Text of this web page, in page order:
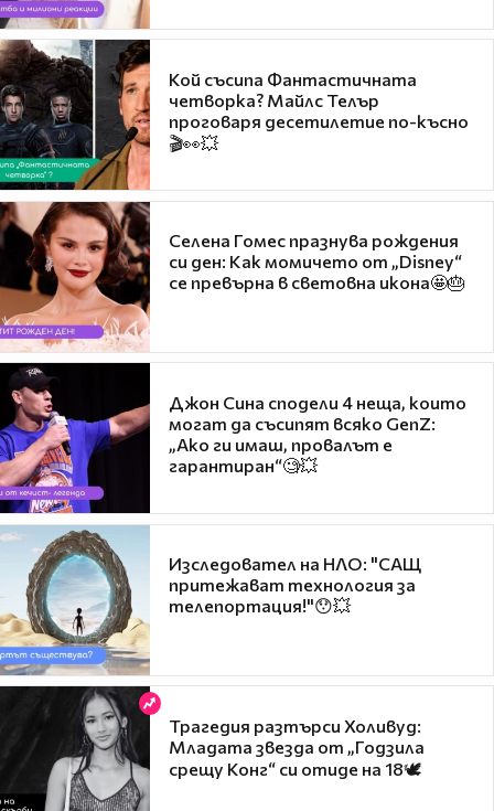
Кой съсипа Фантастичната
четворка? Майлс Телър
проговаря десетилетие по-късно
🎬👀💥
Селена Гомес празнува рождения
си ден: Как момичето от „Disney“
се превърна в световна икона🤩🎂
Джон Сина сподели 4 неща, които
могат да съсипят всяко GenZ:
„Ако ги имаш, провалът е
гарантиран“🧐💥
Изследовател на НЛО: "САЩ
притежават технология за
телепортация!"😯💥
Трагедия разтърси Холивуд:
Младата звезда от „Годзила
срещу Конг“ си отиде на 18🕊️